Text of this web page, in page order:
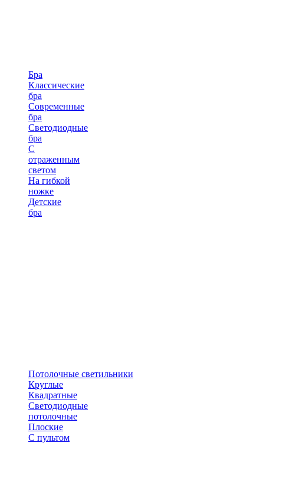
Бра
Классические
бра
Современные
бра
Светодиодные
бра
С
отраженным
светом
На гибкой
ножке
Детские
бра
Потолочные светильники
Круглые
Квадратные
Светодиодные
потолочные
Плоские
С пультом